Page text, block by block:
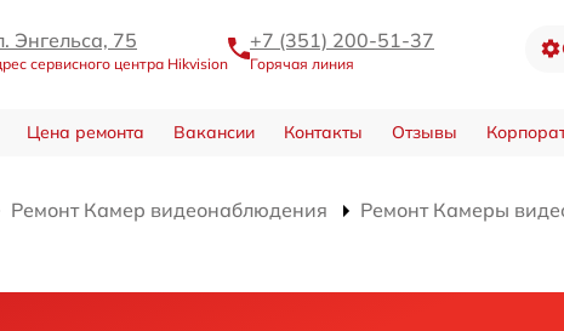
Энгельса, 75
сервисного центра Hikvision
+7 (351) 200-51-37
Горячая линия
Цена ремонта Вакансии Контакты Отзывы
Ремонт Камер видеонаблюдения
Ремонт Камеры